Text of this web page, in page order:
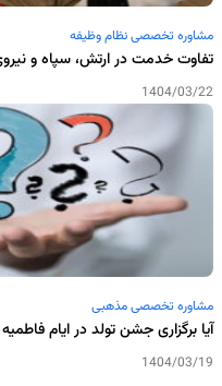
مشاوره تخصصی نظام وظیفه
تفاوت خدمت در ارتش، سپاه و
1404/03/22
مشاوره تخصصی مذهبی
آیا برگزاری جشن تولد در ایام
1404/03/19